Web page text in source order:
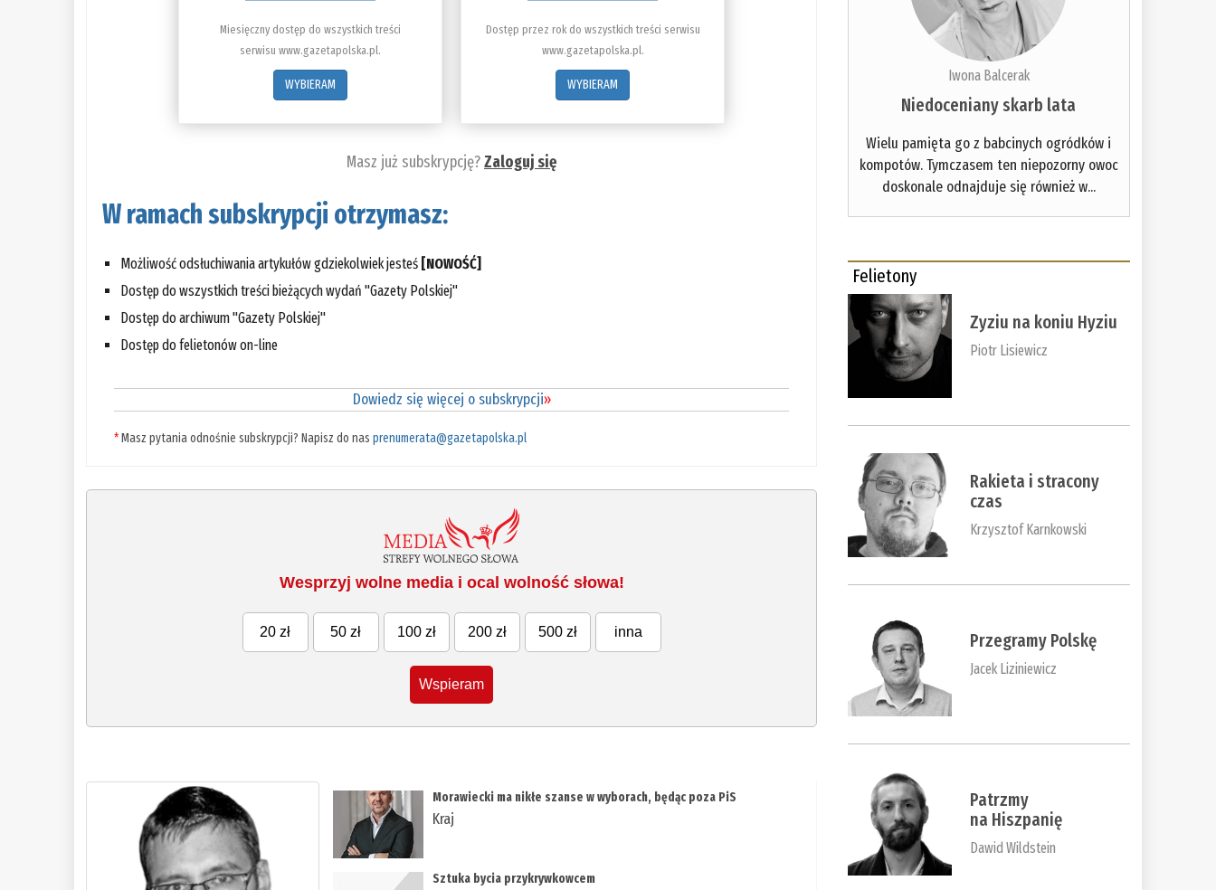
Miesięczny dostęp do wszystkich treści
serwisu www.gazetapolska.pl.
WYBIERAM
Dostęp przez rok do wszystkich treści serwisu
www.gazetapolska.pl.
WYBIERAM
Masz już subskrypcję?Zaloguj się
W ramach subskrypcji otrzymasz:
Możliwość odsłuchiwania artykułów gdziekolwiek jesteś [NOWOŚĆ]
Dostęp do wszystkich treści bieżących wydań "Gazety Polskiej"
Dostęp do archiwum "Gazety Polskiej"
Dostęp do felietonów on-line
Dowiedz się więcej o subskrypcji»
*Masz pytania odnośnie subskrypcji? Napisz do nasprenumerata@gazetapolska.pl
Wesprzyj wolne media i ocal wolność słowa!
20 zł 50 zł 100 zł 200 zł 500 zł inna
Wspieram
Morawiecki ma nikłe szanse w wyborach, będąc poza PiS
Kraj
Sztuka bycia przykrywkowcem
Iwona Balcerak
Niedoceniany skarb lata
Wielu pamięta go z babcinych ogródków i
kompotów. Tymczasem ten niepozorny owoc
doskonale odnajduje się również w...
Felietony
Zyziu na koniu Hyziu
Piotr Lisiewicz
Rakieta i stracony
czas
Krzysztof Karnkowski
Przegramy Polskę
Jacek Liziniewicz
Patrzmy
na Hiszpanię
Dawid Wildstein